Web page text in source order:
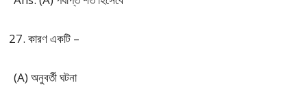
কারণ একটি –
(A) অনুবর্তী ঘটনা